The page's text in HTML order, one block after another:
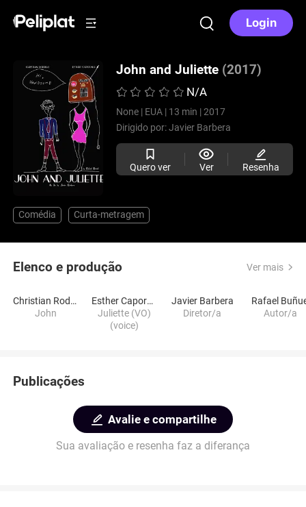
Login
John and Juliette (2017)
N/A
None | EUA | 13 min | 2017
Dirigido por:Javier Barbera
Quero ver Ver Resenha
Comédia Curta-metragem
Elenco e produção Ver mais
Christian Rodrigo
John
Esther Caporale
Juliette (VO)
(voice)
Javier Barbera
Diretor/a
Rafael
Autor/a
Publicações
Avalie e compartilhe
Sua avaliação e resenha faz a diferança